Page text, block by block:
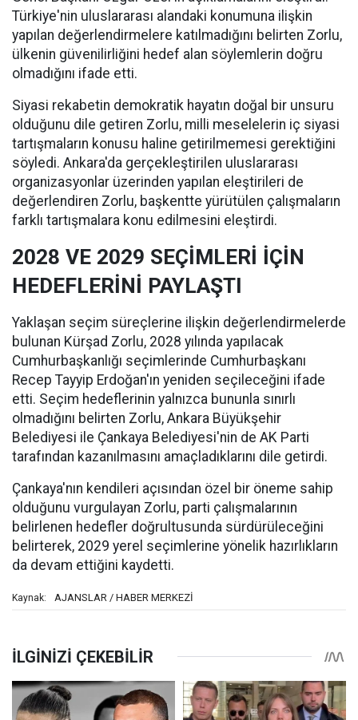
Türkiye'nin uluslararası alandaki konumuna ilişkin
yapılan değerlendirmelere katılmadığını belirten Zorlu,
ülkenin güvenilirliğini hedef alan söylemlerin doğru
olmadığını ifade etti.
Siyasi rekabetin demokratik hayatın doğal bir unsuru
olduğunu dile getiren Zorlu, milli meselelerin iç siyasi
tartışmaların konusu haline getirilmemesi gerektiğini
söyledi. Ankara'da gerçekleştirilen uluslararası
organizasyonlar üzerinden yapılan eleştirileri de
değerlendiren Zorlu, başkentte yürütülen çalışmaların
farklı tartışmalara konu edilmesini eleştirdi.
2028 VE 2029 SEÇİMLERİ İÇİN
HEDEFLERİNİ PAYLAŞTI
Yaklaşan seçim süreçlerine ilişkin değerlendirmelerde
bulunan Kürşad Zorlu, 2028 yılında yapılacak
Cumhurbaşkanlığı seçimlerinde Cumhurbaşkanı
Recep Tayyip Erdoğan'ın yeniden seçileceğini ifade
etti. Seçim hedeflerinin yalnızca bununla sınırlı
olmadığını belirten Zorlu, Ankara Büyükşehir
Belediyesi ile Çankaya Belediyesi'nin de AK Parti
tarafından kazanılmasını amaçladıklarını dile getirdi.
Çankaya'nın kendileri açısından özel bir öneme sahip
olduğunu vurgulayan Zorlu, parti çalışmalarının
belirlenen hedefler doğrultusunda sürdürüleceğini
belirterek, 2029 yerel seçimlerine yönelik hazırlıkların
da devam ettiğini kaydetti.
Kaynak: AJANSLAR / HABER MERKEZİ